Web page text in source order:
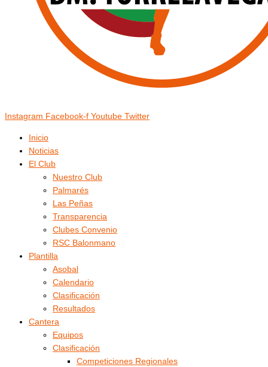
Instagram Facebook-f Youtube Twitter
Inicio
Noticias
El Club
Nuestro Club
Palmarés
Las Peñas
Transparencia
Clubes Convenio
RSC Balonmano
Plantilla
Asobal
Calendario
Clasificación
Resultados
Cantera
Equipos
Clasificación
Competiciones Regionales